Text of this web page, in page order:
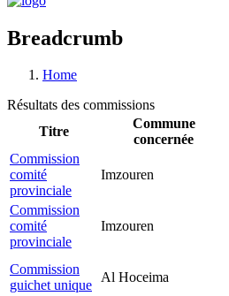
Breadcrumb
Home
Résultats des commissions
Titre
Commune
concernée
Commission
comité
provinciale
Imzouren
Commission
comité
provinciale
Imzouren
Commission
guichet unique
Al Hoceima